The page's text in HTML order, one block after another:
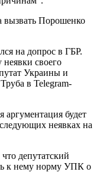
вызвать Порошенко
на допрос в ГБР.
своего
Украины и
в Telegram-
аргументация будет
неявках на
депутатский
к нему норму УПК о